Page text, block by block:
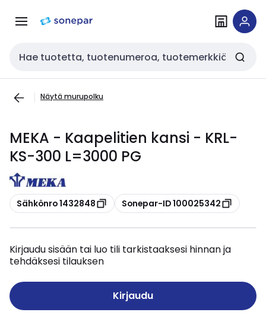
navigointiinsisältöön
Haku
Näytä murupolku
MEKA - Kaapelitien kansi - KRL-
KS-300 L=3000 PG
Kopioi
Sähkönro 1432848 Kopioi
Sonepar-ID 100025342
Kirjaudu sisään tai luo tili tarkistaaksesi hinnan ja
tehdäksesi tilauksen
Kirjaudu